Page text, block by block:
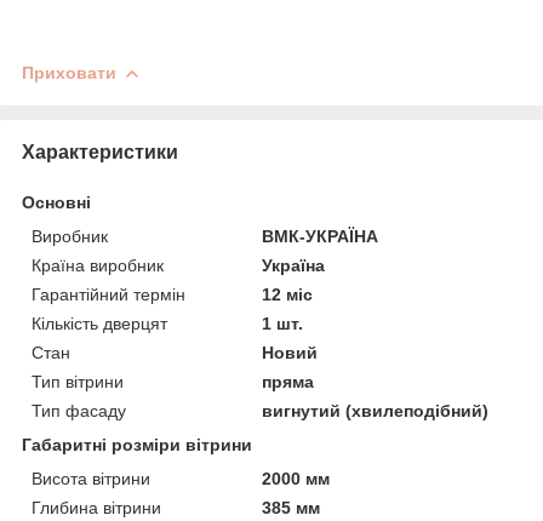
Приховати
Характеристики
Основні
Виробник
ВМК-УКРАЇНА
Країна виробник
Україна
Гарантійний термін
12 міс
Кількість дверцят
1 шт.
Стан
Новий
Тип вітрини
пряма
Тип фасаду
вигнутий (хвилеподібний)
Габаритні розміри вітрини
Висота вітрини
2000 мм
Глибина вітрини
385 мм